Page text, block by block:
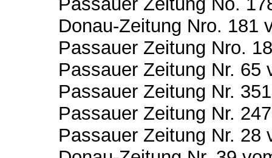
Donau-Zeitung Nro. 181
Passauer Zeitung Nro.
Passauer Zeitung Nr. 65
Passauer Zeitung Nr.
Passauer Zeitung Nr.
Passauer Zeitung Nr. 28